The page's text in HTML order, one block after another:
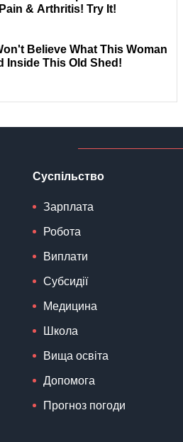
Суспільство
Зарплата
Робота
Виплати
Субсидії
Медицина
Школа
Вища освіта
Допомога
Прогноз погоди